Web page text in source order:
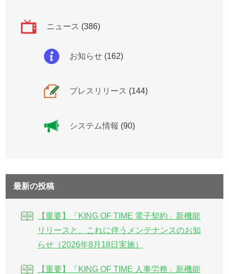
ニュース (386)
お知らせ (162)
プレスリリース (144)
システム情報 (90)
最新の投稿
【重要】「KING OF TIME 電子契約」新機能
リリースと、これに伴うメンテナンスのお知
らせ（2026年8月18日実施）
【重要】「KING OF TIME 人事労務」新機能